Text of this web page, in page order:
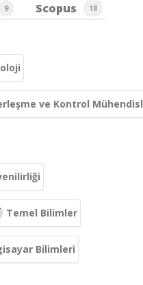
9 Scopus 18
ve Kontrol
Temel Bilimler
Bilimleri